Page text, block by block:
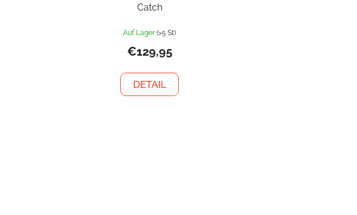
Catch
Auf Lager(>5 St)
€129,95
DETAIL